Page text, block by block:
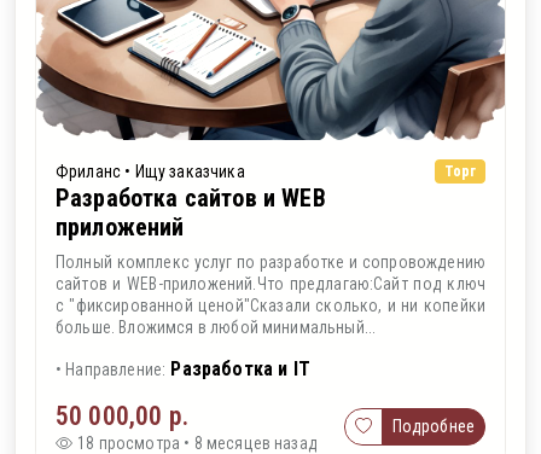
Фриланс • Ищу заказчика
Разработка сайтов и WEB
приложений
Торг
Полный комплекс услуг по разработке и сопровождению
сайтов и WEB-приложений.Что предлагаю:Сайт под ключ
с "фиксированной ценой"Сказали сколько, и ни копейки
больше. Вложимся в любой минимальный...
• Направление: Разработка и IT
50 000,00 р.
18 просмотра • 8 месяцев назад
Подробнее